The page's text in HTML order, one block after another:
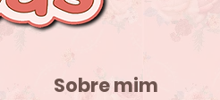
Sobre mim